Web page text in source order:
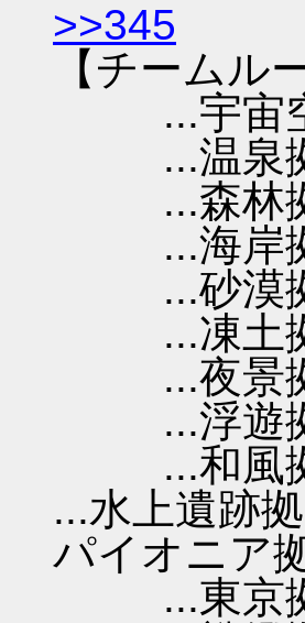
>>345
【チームル
...宇宙空
...温泉拠
...森林拠
...海岸拠
...砂漠拠
...凍土拠
...夜景
...浮遊拠
...和風
...水上遺跡
パイオニア
...東京